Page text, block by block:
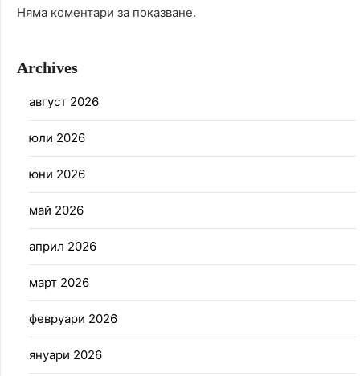
Няма коментари за показване.
Archives
август 2026
юли 2026
юни 2026
май 2026
април 2026
март 2026
февруари 2026
януари 2026